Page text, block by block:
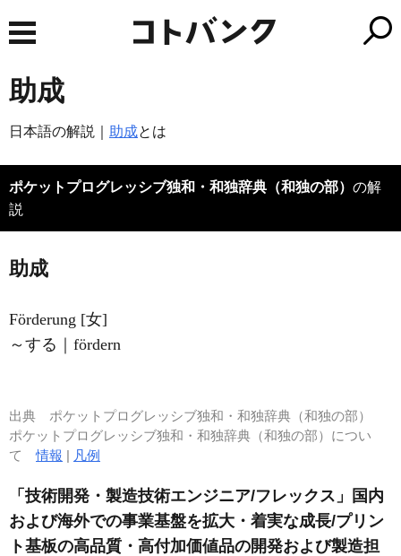
助成
日本語の解説｜ 助成とは
ポケットプログレッシブ独和・和独辞典（和独の部） の解
説
助成
Förderung [女]
～する｜fördern
出典 ポケットプログレッシブ独和・和独辞典（和独の部）
ポケットプログレッシブ独和・和独辞典（和独の部）につい
て情報 | 凡例
「技術開発・製造技術エンジニア/フレックス」国内
および海外での事業基盤を拡大・着実な成長/プリン
ト基板の高品質・高付加価値品の開発および製造担